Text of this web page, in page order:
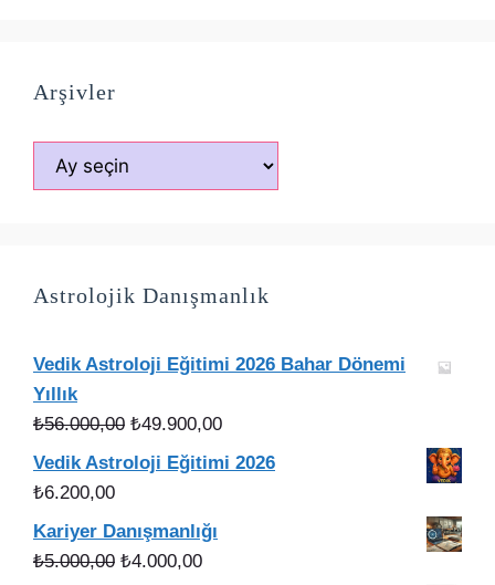
Arşivler
Arşivler
Astrolojik Danışmanlık
Vedik Astroloji Eğitimi 2026 Bahar Dönemi
Yıllık
₺56.000,00 Orijinal
fiyat:
₺49.900,00Şu
andaki
Vedik Astroloji Eğitimi 2026
₺6.200,00
Kariyer Danışmanlığı
₺5.000,00 Orijinal
₺4.000,00Şu